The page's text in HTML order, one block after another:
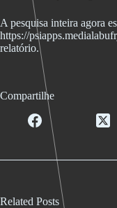
A pesquisa inteira agora
https://
relatório.
Compartilhe
Related Posts